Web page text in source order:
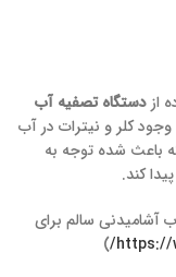
از دستگاه تصفیه آب
کلر و نیترات در آب
باعث شده توجه به
کند.
سالم برای
https://
)